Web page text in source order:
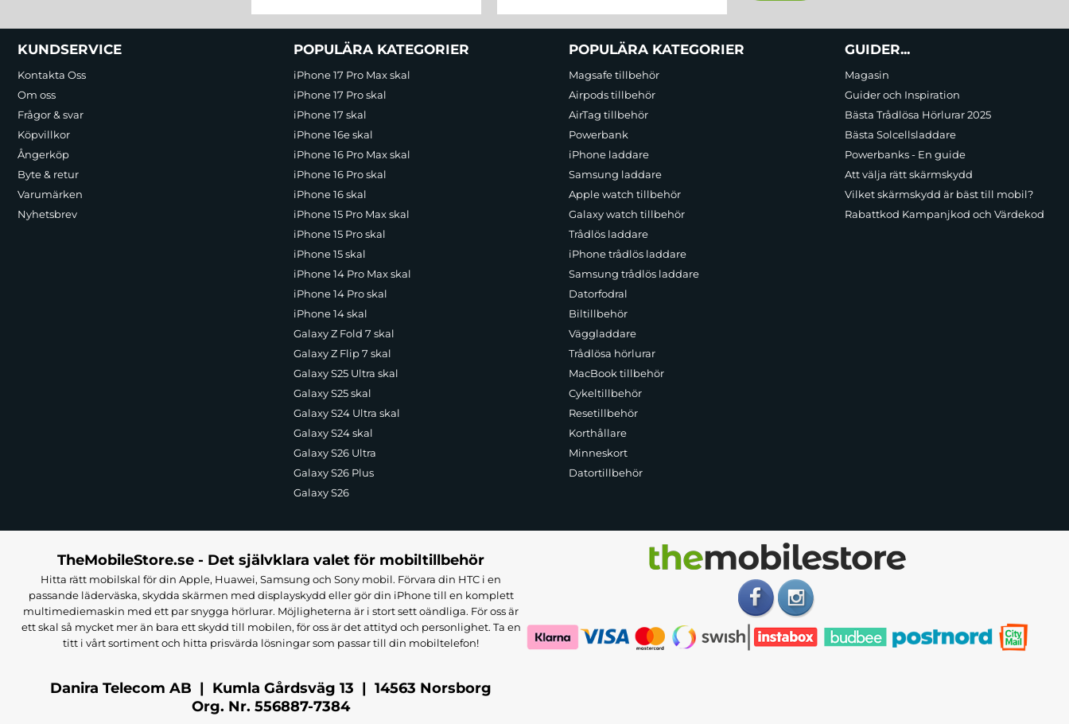
Sidfot Blandad info och länkar
KUNDSERVICE
Kontakta Oss
Om oss
Frågor & svar
Köpvillkor
Ångerköp
Byte & retur
Varumärken
Nyhetsbrev
POPULÄRA KATEGORIER
iPhone 17 Pro Max skal
iPhone 17 Pro skal
iPhone 17 skal
iPhone 16e skal
iPhone 16 Pro Max skal
iPhone 16 Pro skal
iPhone 16 skal
iPhone 15 Pro Max skal
iPhone 15 Pro skal
iPhone 15 skal
iPhone 14 Pro Max skal
iPhone 14 Pro skal
iPhone 14 skal
Galaxy Z Fold 7 skal
Galaxy Z Flip 7 skal
Galaxy S25 Ultra skal
Galaxy S25 skal
Galaxy S24 Ultra skal
Galaxy S24 skal
Galaxy S26 Ultra
Galaxy S26 Plus
Galaxy S26
POPULÄRA KATEGORIER
Magsafe tillbehör
Airpods tillbehör
AirTag tillbehör
Powerbank
iPhone laddare
Samsung laddare
Apple watch tillbehör
Galaxy watch tillbehör
Trådlös laddare
iPhone trådlös laddare
Samsung trådlös laddare
Datorfodral
Biltillbehör
Väggladdare
Trådlösa hörlurar
MacBook tillbehör
Cykeltillbehör
Resetillbehör
Korthållare
Minneskort
Datortillbehör
GUIDER...
Magasin
Guider och Inspiration
Bästa Trådlösa Hörlurar 2025
Bästa Solcellsladdare
Powerbanks - En guide
Att välja rätt skärmskydd
Vilket skärmskydd är bäst till mobil?
Rabattkod Kampanjkod och Värdekod
TheMobileStore.se - Det självklara valet för mobiltillbehör
Hitta rätt mobilskal för din Apple, Huawei, Samsung och Sony mobil. Förvara din HTC i en
passande läderväska, skydda skärmen med displayskydd eller gör din iPhone till en komplett
multimediemaskin med ett par snygga hörlurar. Möjligheterna är i stort sett oändliga. För oss är
ett skal så mycket mer än bara ett skydd till mobilen, för oss är det attityd och personlighet. Ta en
titt i vårt sortiment och hitta prisvärda lösningar som passar till din mobiltelefon!
Danira Telecom AB | Kumla Gårdsväg 13 | 14563 Norsborg
Org. Nr. 556887-7384